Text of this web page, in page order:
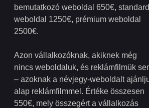
bemutatkozó weboldal 650€, standard
weboldal 1250€, prémium weboldal
2500€.
Azon vállalkozóknak, akiknek még
nincs weboldaluk, és reklámfilmük
– azoknak a névjegy-weboldalt
alap reklámfilmmel. Értéke összesen
550€, mely összegért a vállalkozás